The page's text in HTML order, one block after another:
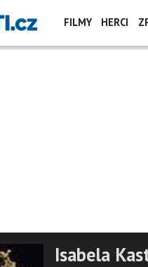
FILMY HERCI
Isabela